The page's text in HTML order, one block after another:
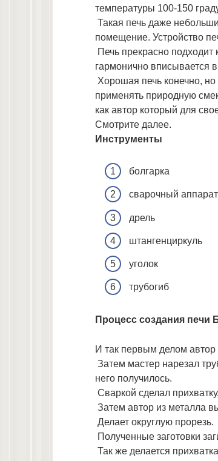
температуры 100-150
Такая печь даже
помещение. Устройство
Печь прекрасно
гармонично вписывается
Хорошая печь конечно, но
применять природную
как автор который для
Смотрите далее.
Инструменты
болгарка
сварочный аппарат
дрель
штангенциркуль
уголок
трубогиб
Процесс создания печи
И так первым делом автор
Затем мастер нарезал
него получилось.
Сваркой сделал
Затем автор из металла
Делает округлую прорезь.
Полученные заготовки
Так же делается